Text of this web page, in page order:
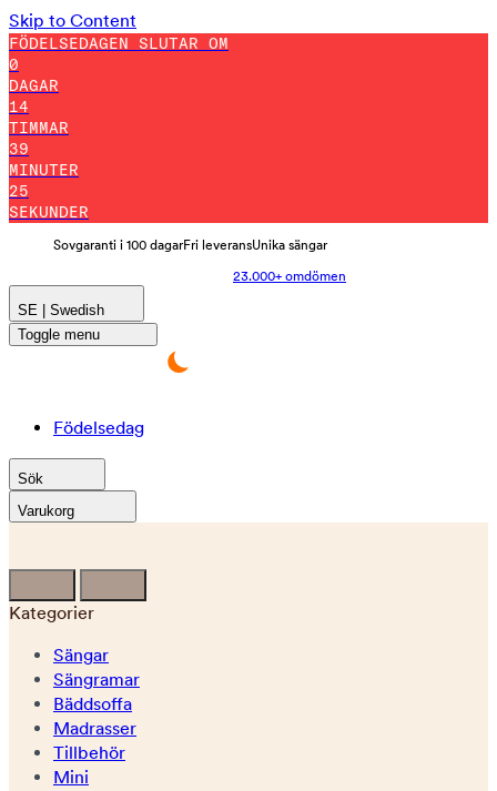
Skip to Content
FÖDELSEDAGEN SLUTAR OM
0
DAGAR
14
TIMMAR
39
MINUTER
24
SEKUNDER
Sovgaranti i 100 dagarFri leveransUnika sängar
23.000+ omdömen
SE | Swedish
Toggle menu
Födelsedag
Sök
Varukorg
Kategorier
Sängar
Sängramar
Bäddsoffa
Madrasser
Tillbehör
Mini